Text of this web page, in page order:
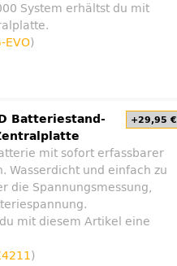
System erhältst du mit
EVO)
Batteriestand-
+29,95 €
mit sofort erfassbarer
Wasserdicht und einfach zu
die Spannungsmessung,
mit diesem Artikel eine
)